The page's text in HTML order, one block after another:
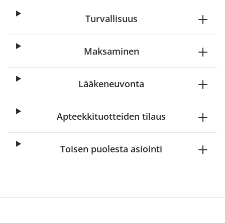
Turvallisuus
Maksaminen
Lääkeneuvonta
Apteekkituotteiden tilaus
Toisen puolesta asiointi